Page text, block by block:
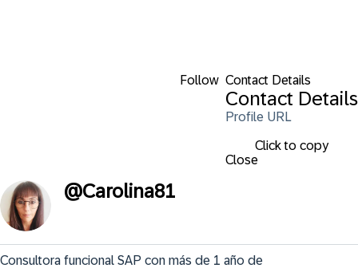
Follow Contact Details
Contact Details
Profile URL
Click to copy
Close
@Carolina81
Consultora funcional SAP con más de 1 año de